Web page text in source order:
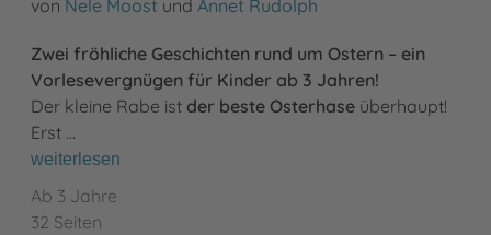
von Nele Moost und Annet Rudolph
Zwei fröhliche Geschichten rund um Ostern – ein
Vorlesevergnügen für Kinder ab 3 Jahren!
Der kleine Rabe ist der beste Osterhase überhaupt!
Erst …
weiterlesen
Ab 3 Jahre
32 Seiten